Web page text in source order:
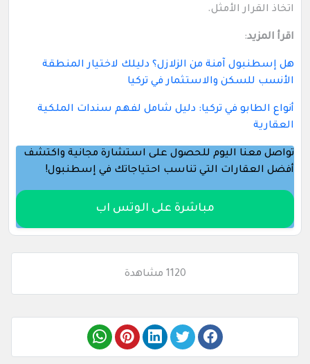
اتخاذ القرار الأمثل.
اقرأ المزيد:
هل إسطنبول آمنة من الزلازل؟ دليلك لاختيار المنطقة
الأنسب للسكن والاستثمار في تركيا
أنواع الطابو في تركيا: دليل شامل لفهم سندات الملكية
العقارية
تواصل معنا اليوم للحصول على استشارة مجانية واكتشف
أفضل العقارات التي تناسب احتياجاتك في إسطنبول!
مباشرة على الوتس اب
1120 مشاهدة